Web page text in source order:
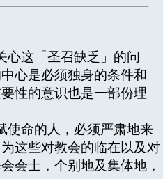
这「圣召缺乏」的问
心是必须独身的条件和
性的意识也是一部份理
使命的人，必须严肃地来
这些对教会的临在以及对
会士，个别地及集体地，